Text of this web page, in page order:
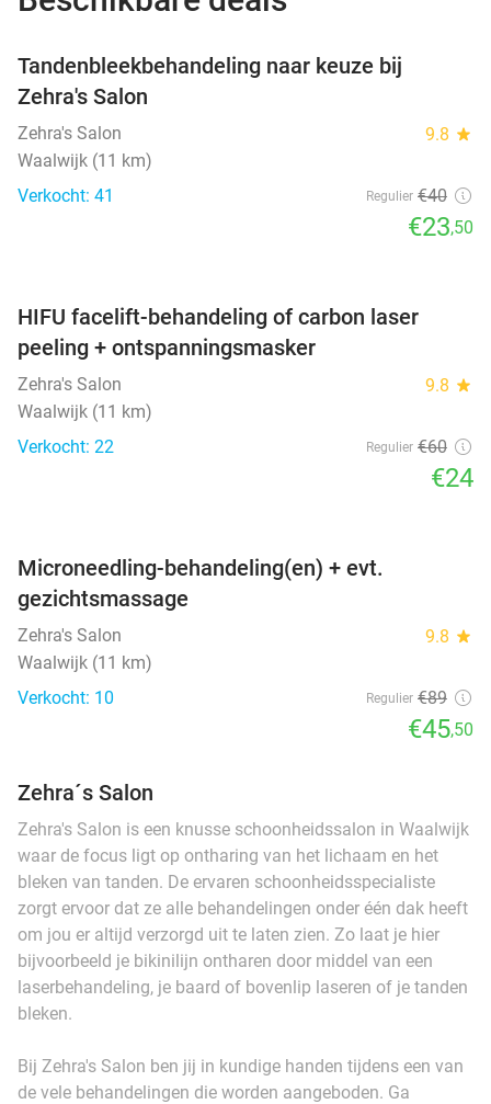
Tandenbleekbehandeling naar keuze bij
Zehra's Salon
Zehra's Salon 9.8 star
Waalwijk (11 km)
Verkocht: 41
Regulier €40
€23,50
HIFU facelift-behandeling of carbon laser
peeling + ontspanningsmasker
Zehra's Salon 9.8 star
Waalwijk (11 km)
Verkocht: 22
Regulier €60
€24
Microneedling-behandeling(en) + evt.
gezichtsmassage
Zehra's Salon 9.8 star
Waalwijk (11 km)
Verkocht: 10
Regulier €89
€45,50
Zehra´s Salon
Zehra's Salon is een knusse schoonheidssalon in Waalwijk
waar de focus ligt op ontharing van het lichaam en het
bleken van tanden. De ervaren schoonheidsspecialiste
zorgt ervoor dat ze alle behandelingen onder één dak heeft
om jou er altijd verzorgd uit te laten zien. Zo laat je hier
bijvoorbeeld je bikinilijn ontharen door middel van een
laserbehandeling, je baard of bovenlip laseren of je tanden
bleken.
Bij Zehra's Salon ben jij in kundige handen tijdens een van
de vele behandelingen die worden aangeboden. Ga